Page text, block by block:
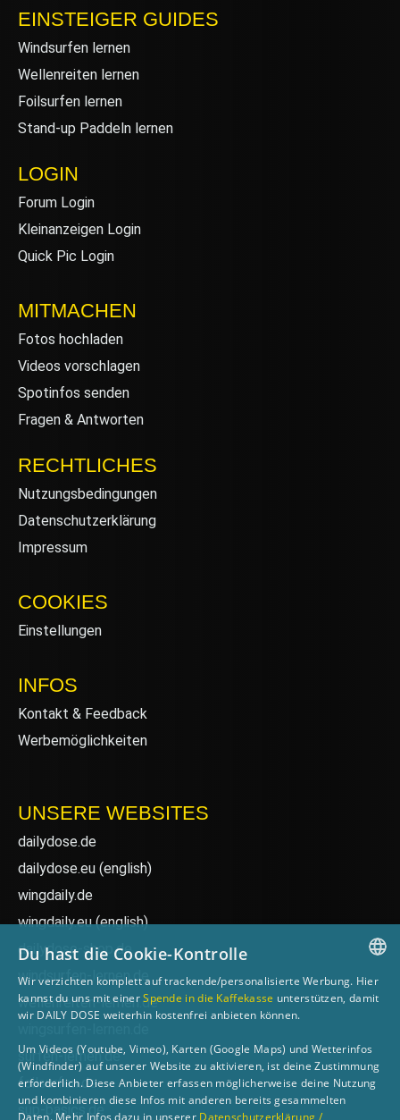
EINSTEIGER GUIDES
Windsurfen lernen
Wellenreiten lernen
Foilsurfen lernen
Stand-up Paddeln lernen
LOGIN
Forum Login
Kleinanzeigen Login
Quick Pic Login
MITMACHEN
Fotos hochladen
Videos vorschlagen
Spotinfos senden
Fragen & Antworten
RECHTLICHES
Nutzungsbedingungen
Datenschutzerklärung
Impressum
COOKIES
Einstellungen
INFOS
Kontakt & Feedback
Werbemöglichkeiten
UNSERE WEBSITES
dailydose.de
dailydose.eu (english)
wingdaily.de
wingdaily.eu(english)
dailydose-shop.de
windsurfen-lernen.de
wellenreiten-lernen.de
surfen-lernen.de
foilsurfen.de
sup-basics.de
GERMAN
Du hast die Cookie-Kontrolle
Wir verzichten komplett auf trackende/personalisierte Werbung. Hier
kannst du uns mit einerSpende in die Kaffekasse unterstützen, damit
wir DAILY DOSE weiterhin kostenfrei anbieten können.
Um Videos (Youtube, Vimeo), Karten (Google Maps) und Wetterinfos
(Windfinder) auf unserer Website zu aktivieren, ist deine Zustimmung
erforderlich. Diese Anbieter erfassen möglicherweise deine Nutzung
und kombinieren diese Infos mit anderen bereits gesammelten
Daten. Mehr Infos dazu in unserer Datenschutzerklärung /